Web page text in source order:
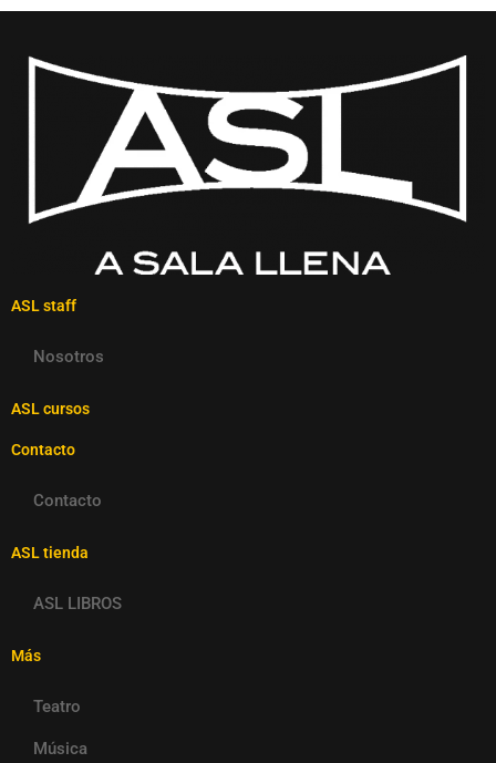
ASL staff
Nosotros
ASL cursos
Contacto
Contacto
ASL tienda
ASL LIBROS
Más
Teatro
Música